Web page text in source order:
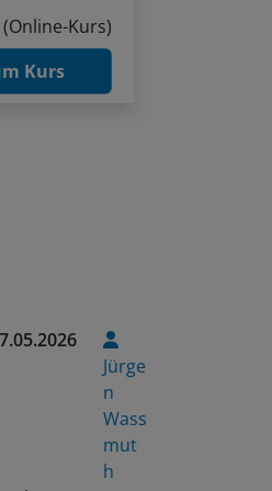
(Online-Kurs)
Kurs
Jürge
n
Wass
mut
h